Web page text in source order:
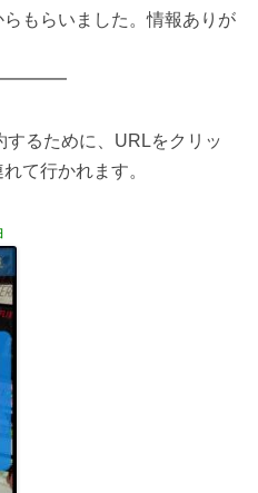
もらいました。情報ありが
るために、URLをクリッ
て行かれます。